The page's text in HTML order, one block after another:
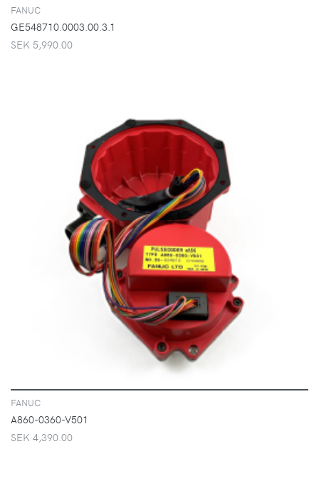
FANUC
GE548710.0003.00.3.1
SEK 5,990.00
FANUC
A860-0360-V501
SEK 4,390.00